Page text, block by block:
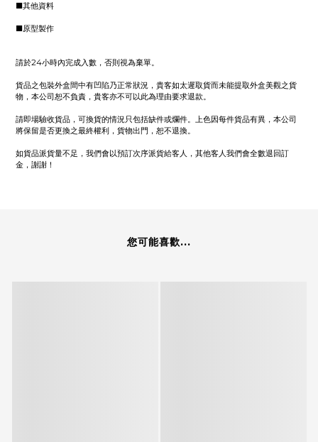
■其他資料
■原型製作
請於24小時內完成入數，否則視為棄單。
貨品之包裝外盒間中有凹陷乃正常狀況，貴客如太遲取貨而未能提取外盒美觀之貨
物，本公司恕不負責，貴客亦不可以此為理由要求退款。
請即場驗收貨品，可換貨的情況只包括缺件或爛件。上色因每件貨品有異，本公司
將保留是否更換之最終權利，貨物出門，恕不退換。
如貨品派貨量不足，我們會以預訂次序派貨給客人，其他客人我們會全數退回訂
金，謝謝！
您可能喜歡...